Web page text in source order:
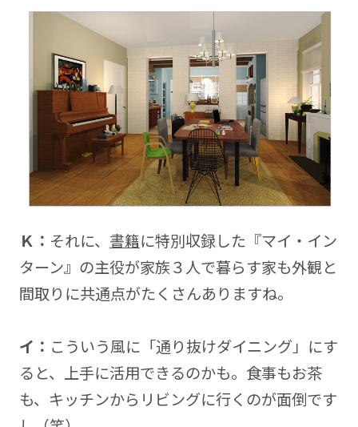
Ｋ： それに、 書籍に特別収録した『マイ・イン
ターン』の主役が家族３人で暮らす家も外観と
間取りに共通点がたくさんありますね。
イ： こういう風に「通り抜けダイニング」にす
ると、上手に活用できるのかも。食事もお茶
も、キッチンからリビングに行くのが面倒です